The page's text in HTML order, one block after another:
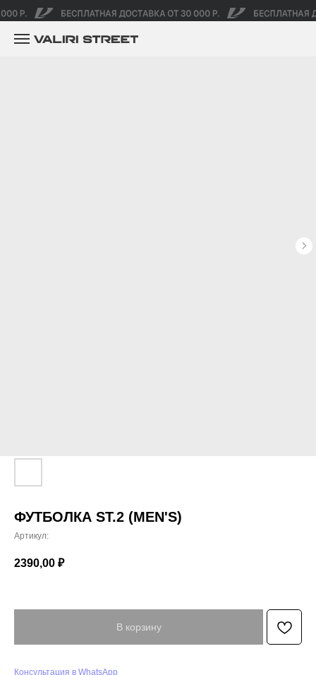
ФУТБОЛКА ST.2 (MEN'S)
Артикул:
2390,00 ₽
В корзину
Консультация в WhatsApp